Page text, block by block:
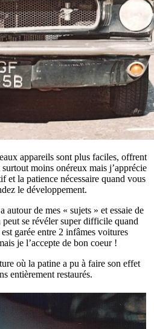
appareils sont plus faciles, offrent
moins onéreux mais j’apprécie
et la patience nécessaire quand vous
le développement.
autour de mes « sujets » et essaie de
se révéler super difficile quand
garée entre 2 infâmes voitures
je l’accepte de bon coeur !
où la patine a pu à faire son effet
entièrement restaurés.